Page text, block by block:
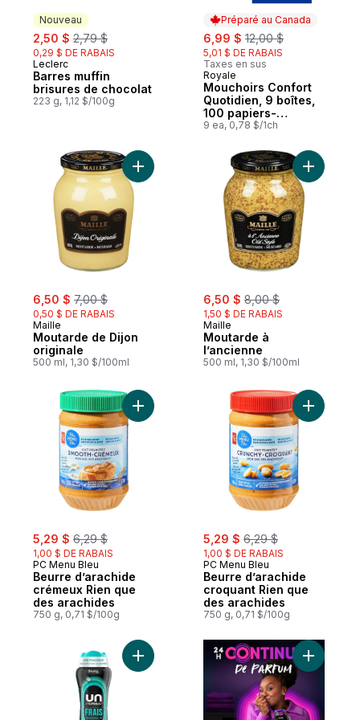
Nouveau
sale:
2,50 $ , formerly:
2,79 $
0,29 $ DE RABAIS
Nouveau
Leclerc
Barres muffin
brisures de chocolat
223 g, 1,12 $/100g
Préparé au Canada
sale:
6,99 $ , formerly:
12,00 $
5,01 $ DE RABAIS
Taxes en sus
Préparé au Canada
Royale
Mouchoirs Confort
Quotidien, 9 boîtes,
100 papiers-
mouchoirs par boîte
9 ea, 0,78 $/1ch
sale:
6,50 $ , formerly:
7,00 $
0,50 $ DE RABAIS
Maille
Moutarde de Dijon
originale
500 ml, 1,30 $/100ml
Ajouter Moutarde de Dijon originale au
sale:
6,50 $ , formerly:
8,00 $
1,50 $ DE RABAIS
Maille
Moutarde à
l’ancienne
500 ml, 1,30 $/100ml
Ajouter
sale:
5,29 $ , formerly:
6,29 $
1,00 $ DE RABAIS
PC Menu Bleu
Beurre d’arachide
crémeux Rien que
des arachides
750 g, 0,71 $/100g
Ajouter Beurre d’arachide crémeux Rien
sale:
5,29 $ , formerly:
6,29 $
1,00 $ DE RABAIS
PC Menu Bleu
Beurre d’arachide
croquant Rien que
des arachides
750 g, 0,71 $/100g
Ajouter
Ajouter Perles Unstopables, Frais au
Ajouter